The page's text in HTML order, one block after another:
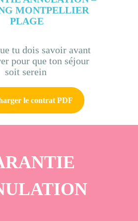
MONTPELLIER
PLAGE
tu dois savoir avant
pour que ton séjour
soit serein
le contrat PDF